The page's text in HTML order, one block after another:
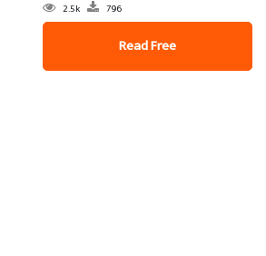
2.5k 796
Read Free